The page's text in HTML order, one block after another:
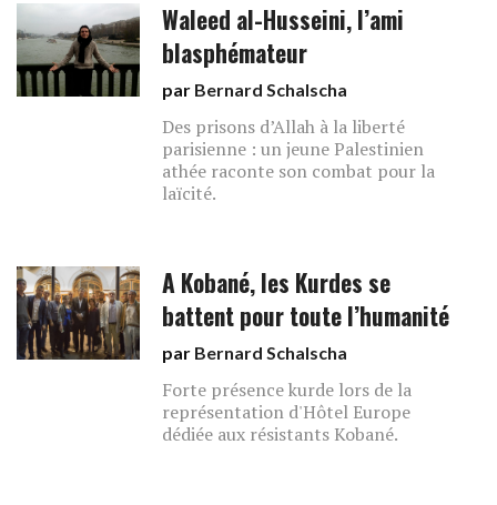
Waleed al-Husseini, l’ami
blasphémateur
par Bernard Schalscha
Des prisons d’Allah à la liberté
parisienne : un jeune Palestinien
athée raconte son combat pour la
laïcité.
A Kobané, les Kurdes se
battent pour toute l’humanité
par Bernard Schalscha
Forte présence kurde lors de la
représentation d'Hôtel Europe
dédiée aux résistants Kobané.